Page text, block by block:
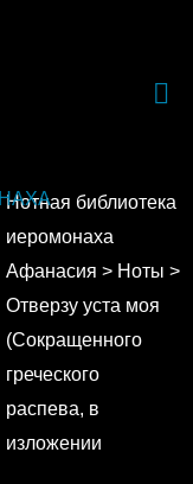
Нотная библиотека
иеромонаха
Афанасия > Ноты >
Отверзу уста моя
(Сокращенного
греческого
распева, в
изложении